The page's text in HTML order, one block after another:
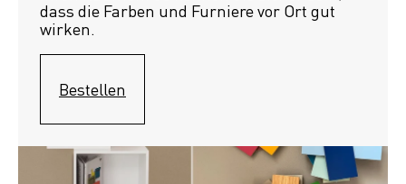
dass die Farben und Furniere vor Ort gut
wirken.
Bestellen